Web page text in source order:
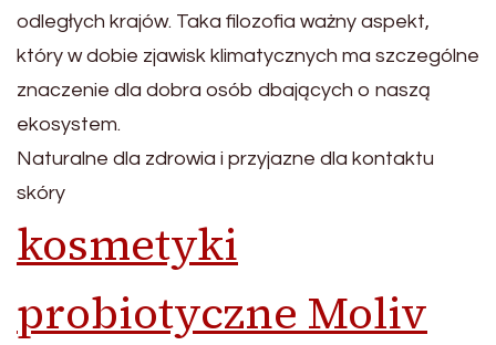
odległych krajów. Taka filozofia ważny aspekt,
który w dobie zjawisk klimatycznych ma szczególne
znaczenie dla dobra osób dbających o naszą
ekosystem.
Naturalne dla zdrowia i przyjazne dla kontaktu
skóry
kosmetyki
probiotyczne Moliv